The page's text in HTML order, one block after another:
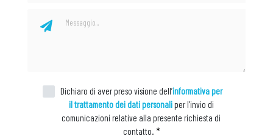
Dichiaro di aver preso visione dell’informativa per
il trattamento dei dati personaliper l’invio di
comunicazioni relative alla presente richiesta di
contatto. *